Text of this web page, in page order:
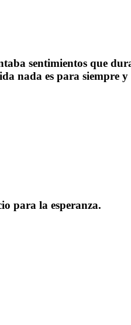
sentimientos que
nada es para siempre y
para la esperanza.